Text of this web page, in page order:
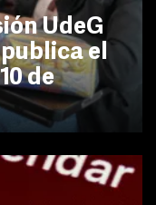
UdeG
publica el
de